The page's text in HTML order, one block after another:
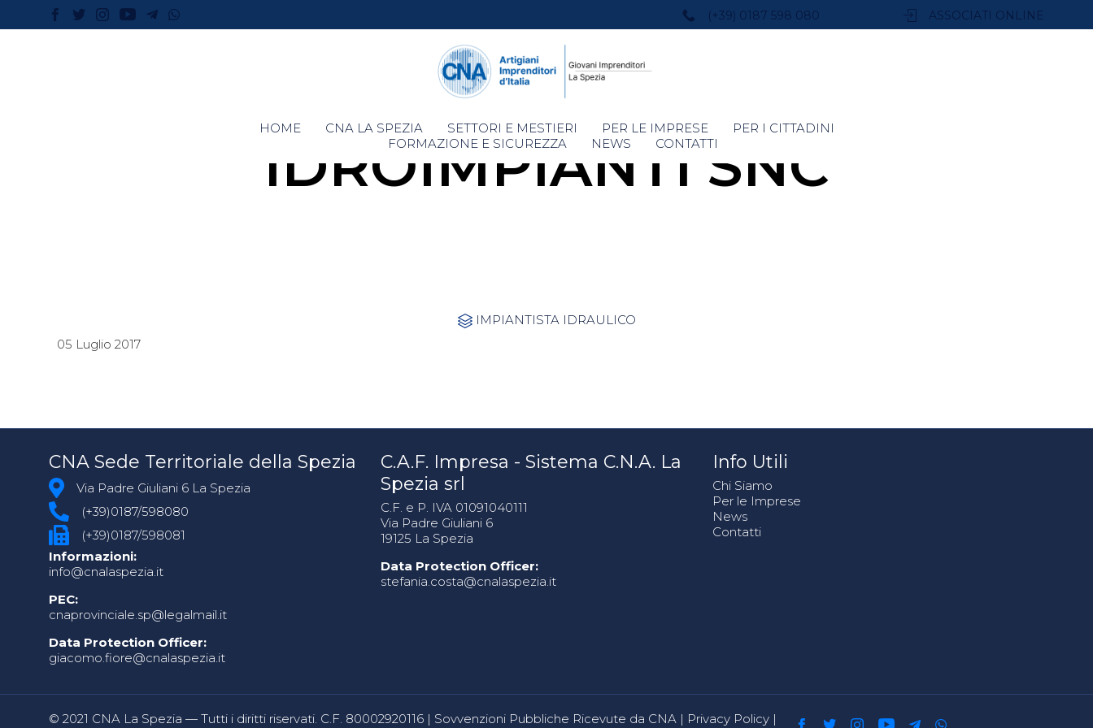
(+39) 0187 598 080 ASSOCIATI ONLINE
Skip
to
HOME CNA LA SPEZIA SETTORI E MESTIERI PER LE IMPRESE
PER I CITTADINI
FORMAZIONE E SICUREZZA
NEWS CONTATTI
IDROIMPIANTI SNC
 Category
IMPIANTISTA IDRAULICO
05 Luglio 2017
CNA Sede Territoriale della Spezia
Via Padre Giuliani 6 La Spezia
(+39)0187/598080
(+39)0187/598081
Informazioni:
info@cnalaspezia.it
PEC:
cnaprovinciale.sp@legalmail.it
Data Protection Officer:
giacomo.fiore@cnalaspezia.it
C.A.F. Impresa - Sistema C.N.A. La
Spezia srl
C.F. e P. IVA 01091040111
Via Padre Giuliani 6
19125 La Spezia
Data Protection Officer:
stefania.costa@cnalaspezia.it
Info Utili
Chi Siamo
Per le Imprese
News
Contatti
© 2021 CNA La Spezia — Tutti i diritti riservati. C.F. 80002920116 | Sovvenzioni Pubbliche Ricevute da CNA | Privacy Policy |